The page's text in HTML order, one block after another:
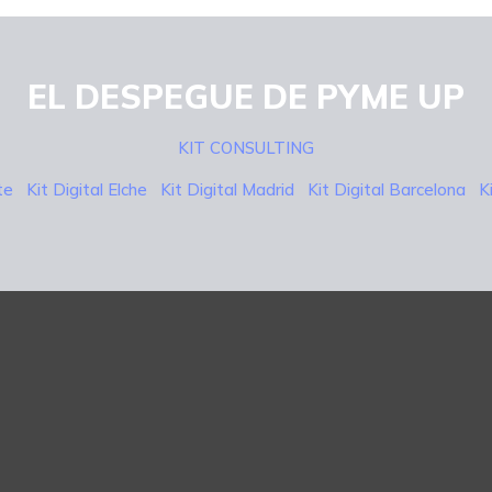
EL DESPEGUE DE PYME UP
KIT CONSULTING
Kit Digital Elche Kit Digital Madrid Kit Digital Barcelona